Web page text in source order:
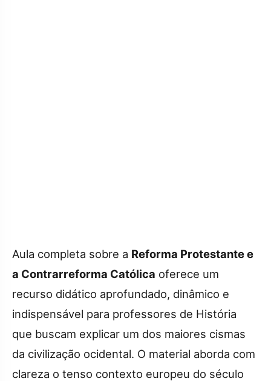
Aula completa sobre a Reforma Protestante e
a Contrarreforma Católica oferece um
recurso didático aprofundado, dinâmico e
indispensável para professores de História
que buscam explicar um dos maiores cismas
da civilização ocidental. O material aborda com
clareza o tenso contexto europeu do século